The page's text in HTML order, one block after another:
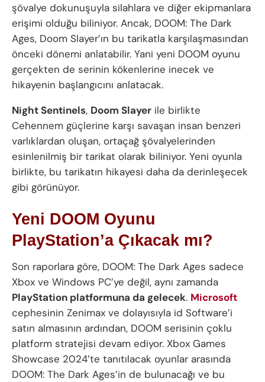
şövalye dokunuşuyla silahlara ve diğer ekipmanlara
erişimi olduğu biliniyor. Ancak, DOOM: The Dark
Ages, Doom Slayer’ın bu tarikatla karşılaşmasından
önceki dönemi anlatabilir. Yani yeni DOOM oyunu
gerçekten de serinin kökenlerine inecek ve
hikayenin başlangıcını anlatacak.
Night Sentinels, Doom Slayer ile birlikte
Cehennem güçlerine karşı savaşan insan benzeri
varlıklardan oluşan, ortaçağ şövalyelerinden
esinlenilmiş bir tarikat olarak biliniyor. Yeni oyunla
birlikte, bu tarikatın hikayesi daha da derinleşecek
gibi görünüyor.
Yeni DOOM Oyunu
PlayStation’a Çıkacak mı?
Son raporlara göre, DOOM: The Dark Ages sadece
Xbox ve Windows PC’ye değil, aynı zamanda
PlayStation platformuna da gelecek. Microsoft
cephesinin Zenimax ve dolayısıyla id Software’i
satın almasının ardından, DOOM serisinin çoklu
platform stratejisi devam ediyor. Xbox Games
Showcase 2024’te tanıtılacak oyunlar arasında
DOOM: The Dark Ages’in de bulunacağı ve bu